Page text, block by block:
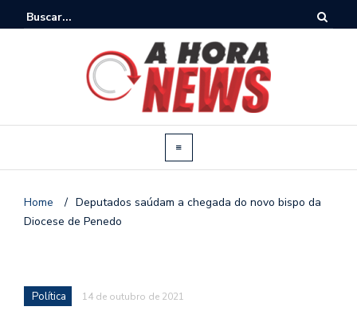
Home / Deputados saúdam a chegada do novo bispo da
Diocese de Penedo
Política 14 de outubro de 2021